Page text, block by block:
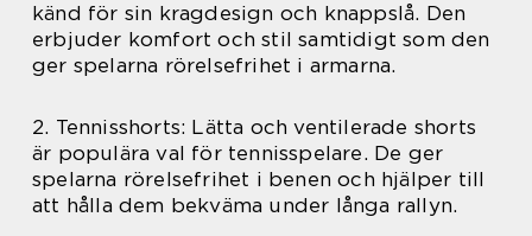
känd för sin kragdesign och knappslå. Den
erbjuder komfort och stil samtidigt som den
ger spelarna rörelsefrihet i armarna.
2. Tennisshorts: Lätta och ventilerade shorts
är populära val för tennisspelare. De ger
spelarna rörelsefrihet i benen och hjälper till
att hålla dem bekväma under långa rallyn.